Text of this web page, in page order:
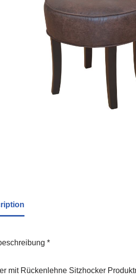
*
mit Rückenlehne Sitzhocker